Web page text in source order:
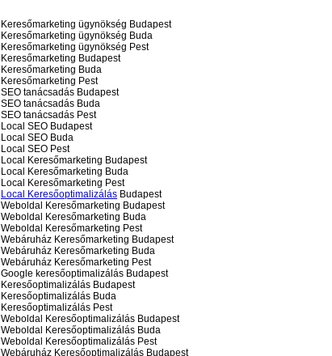
Keresőmarketing ügynökség Budapest
Keresőmarketing ügynökség Buda
Keresőmarketing ügynökség Pest
Keresőmarketing Budapest
Keresőmarketing Buda
Keresőmarketing Pest
SEO tanácsadás Budapest
SEO tanácsadás Buda
SEO tanácsadás Pest
Local SEO Budapest
Local SEO Buda
Local SEO Pest
Local Keresőmarketing Budapest
Local Keresőmarketing Buda
Local Keresőmarketing Pest
Local Keresőoptimalizálás Budapest
Weboldal Keresőmarketing Budapest
Weboldal Keresőmarketing Buda
Weboldal Keresőmarketing Pest
Webáruház Keresőmarketing Budapest
Webáruház Keresőmarketing Buda
Webáruház Keresőmarketing Pest
Google keresőoptimalizálás Budapest
Keresőoptimalizálás Budapest
Keresőoptimalizálás Buda
Keresőoptimalizálás Pest
Weboldal Keresőoptimalizálás Budapest
Weboldal Keresőoptimalizálás Buda
Weboldal Keresőoptimalizálás Pest
Webáruház Keresőoptimalizálás Budapest